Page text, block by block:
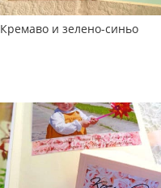
Кремаво и зелено-синьо